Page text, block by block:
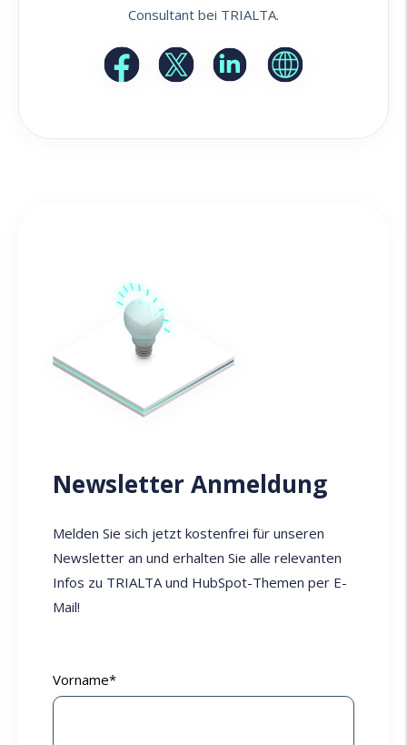
Consultant bei TRIALTA.
Newsletter Anmeldung
Melden Sie sich jetzt kostenfrei für unseren
Newsletter an und erhalten Sie alle relevanten
Infos zu TRIALTA und HubSpot-Themen per E-
Mail!
Vorname*